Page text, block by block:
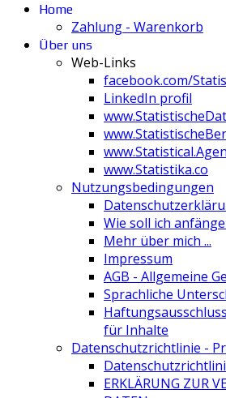
Home
Zahlung - Warenkorb
Über uns
Web-Links
facebook.com/
LinkedIn profil
www.Statistika.co
Nutzungsbedingungen
Wie soll ich
Mehr über mich ...
Impressum
AGB - Allgemeine
Sprachliche
für Inhalte
Datenschutzrichtlinie -
ERKLÄRUNG ZUR